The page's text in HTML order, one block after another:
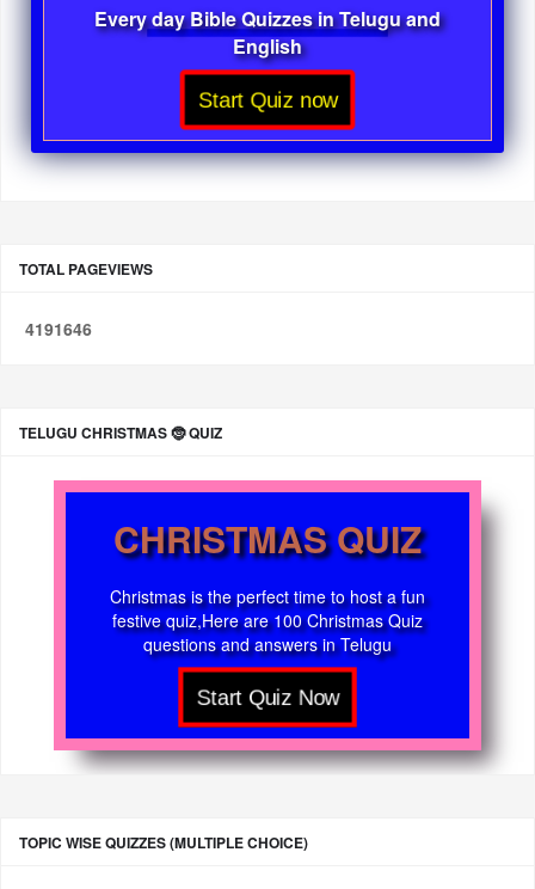
Every day Bible Quizzes in Telugu and
English
Start Quiz now
TOTAL PAGEVIEWS
4191646
TELUGU CHRISTMAS 🤶 QUIZ
CHRISTMAS QUIZ
Christmas is the perfect time to host a fun
festive quiz,Here are 100 Christmas Quiz
questions and answers in Telugu
TOPIC WISE QUIZZES (MULTIPLE CHOICE)